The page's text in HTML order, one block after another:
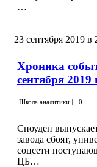
…
23 сентября 2019 в
Хроника
сентября 2019
|Школа аналитики | | 0
Сноуден
завода сбоят,
соцсети
ЦБ…